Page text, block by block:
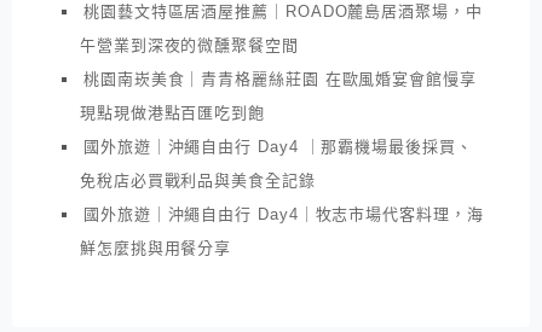
桃園藝文特區居酒屋推薦｜ROADO麓島居酒聚場，中
午營業到深夜的微醺聚餐空間
桃園南崁美食｜青青格麗絲莊園 在歐風婚宴會館慢享
現點現做港點百匯吃到飽
國外旅遊｜沖繩自由行 Day4 ｜那霸機場最後採買、
免稅店必買戰利品與美食全記錄
國外旅遊｜沖繩自由行 Day4｜牧志市場代客料理，海
鮮怎麼挑與用餐分享